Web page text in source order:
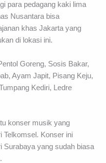
para pedagang kaki lima
Nusantara bisa
khas Jakarta yang
di lokasi ini.
Goreng, Sosis Bakar,
Ayam Japit, Pisang Keju,
Kediri, Ledre
konser musik yang
Telkomsel. Konser ini
Surabaya yang sudah biasa